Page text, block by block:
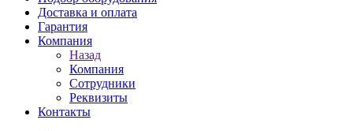
Доставка и оплата
Гарантия
Компания
Назад
Компания
Сотрудники
Реквизиты
Контакты